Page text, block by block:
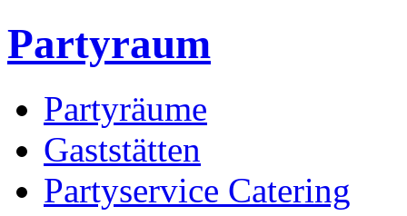
Partyraum
Partyräume
Gaststätten
Partyservice Catering